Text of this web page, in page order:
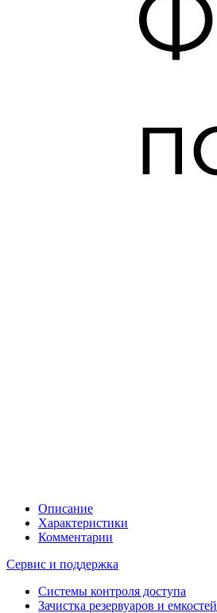
Описание
Характеристики
Комментарии
Сервис и поддержка
Системы контроля доступа
Зачистка резервуаров и емкостей